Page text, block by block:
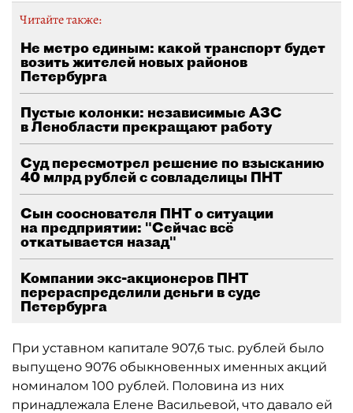
Читайте также:
Не метро единым: какой транспорт будет
возить жителей новых районов
Петербурга
Пустые колонки: независимые АЗС
в Ленобласти прекращают работу
Суд пересмотрел решение по взысканию
40 млрд рублей с совладелицы ПНТ
Сын сооснователя ПНТ о ситуации
на предприятии: "Сейчас всё
откатывается назад"
Компании экс-акционеров ПНТ
перераспределили деньги в суде
Петербурга
При уставном капитале 907,6 тыс. рублей было
выпущено 9076 обыкновенных именных акций
номиналом 100 рублей. Половина из них
принадлежала Елене Васильевой, что давало ей